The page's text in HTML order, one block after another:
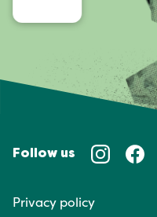
Follow us
Privacy policy